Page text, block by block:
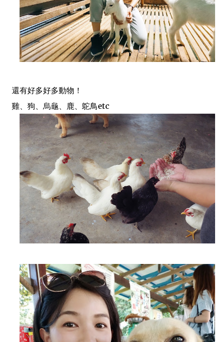
還有好多好多動物！
雞、狗、烏龜、鹿、鴕鳥etc